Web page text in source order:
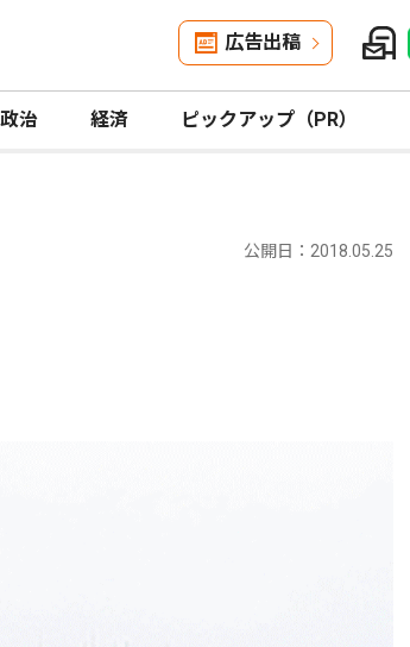
広告出稿
政治 経済 ピックアップ（PR）
公開日：2018.05.25